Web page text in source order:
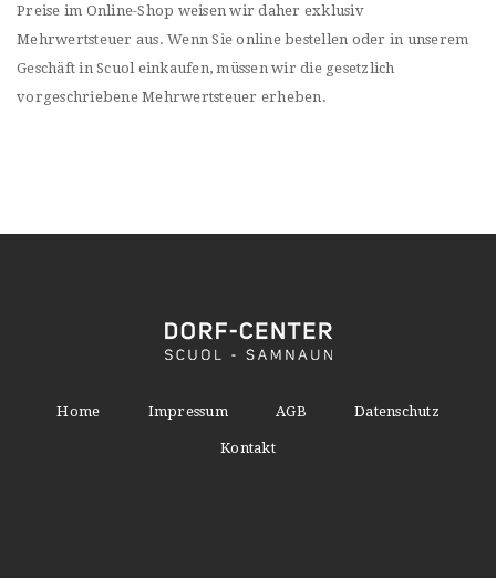
Preise im Online-Shop weisen wir daher exklusiv
Mehrwertsteuer aus. Wenn Sie online bestellen oder in unserem
Geschäft in Scuol einkaufen, müssen wir die gesetzlich
vorgeschriebene Mehrwertsteuer erheben.
Home Impressum AGB Datenschutz
Kontakt